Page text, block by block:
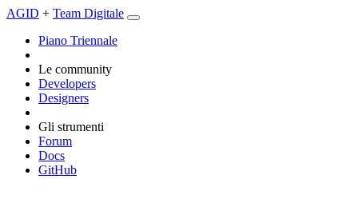
AGID + Team Digitale
Piano Triennale
Le community
Developers
Designers
Gli strumenti
Forum
Docs
GitHub